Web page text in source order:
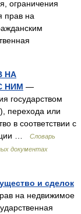
ограничения
прав на
НА
НИМ —
государством
перехода или
в соответствии с
…
Словарь
документах
и сделок
на недвижимое